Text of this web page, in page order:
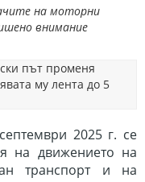
на моторни
внимание
2025 г. се
на движението на
транспорт и на